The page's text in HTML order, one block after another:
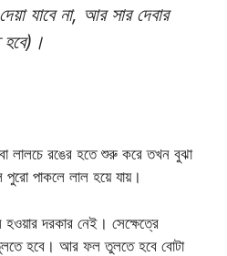
যাবে না, আর সার দেবার
হবে)।
লালচে রঙের হতে শুরু করে তখন বুঝা
পাকলে লাল হয়ে যায়।
দরকার নেই। সেক্ষেত্রে
হবে। আর ফল তুলতে হবে বোটা